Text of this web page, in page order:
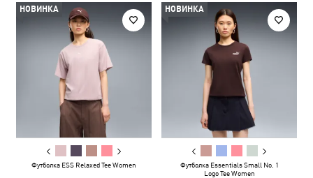
НОВИНКА
Футболка ESS Relaxed Tee Women
НОВИНКА
Футболка Essentials Small No. 1
Logo Tee Women